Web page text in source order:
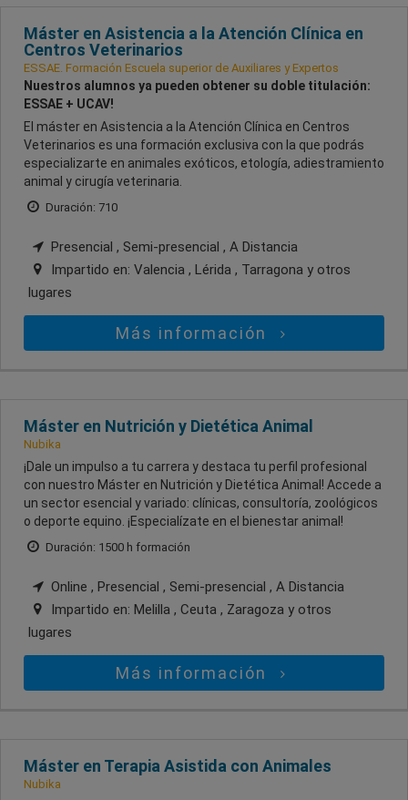
Máster en Asistencia a la Atención Clínica en
Centros Veterinarios
ESSAE. Formación Escuela superior de Auxiliares y Expertos
Nuestros alumnos ya pueden obtener su doble titulación:
ESSAE + UCAV!
El máster en Asistencia a la Atención Clínica en Centros
Veterinarios es una formación exclusiva con la que podrás
especializarte en animales exóticos, etología, adiestramiento
animal y cirugía veterinaria.
Duración: 710
Presencial , Semi-presencial , A Distancia
Impartido en: Valencia , Lérida , Tarragona y otros
lugares
Más información
Máster en Nutrición y Dietética Animal
Nubika
¡Dale un impulso a tu carrera y destaca tu perfil profesional
con nuestro Máster en Nutrición y Dietética Animal! Accede a
un sector esencial y variado: clínicas, consultoría, zoológicos
o deporte equino. ¡Especialízate en el bienestar animal!
Duración: 1500 h formación
Online , Presencial , Semi-presencial , A Distancia
Impartido en: Melilla , Ceuta , Zaragoza y otros
lugares
Más información
Máster en Terapia Asistida con Animales
Nubika